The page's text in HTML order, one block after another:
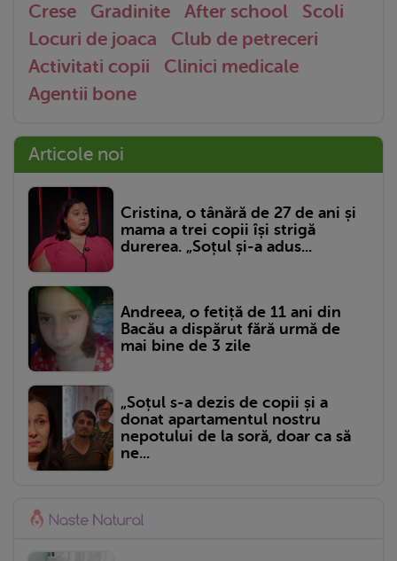
Crese Gradinite After school
Scoli
Locuri de joaca
Club de petreceri
Activitati copii
Clinici medicale
Agentii bone
Articole noi
Cristina, o tânără de 27 de ani și
mama a trei copii își strigă
durerea. „Soțul și-a adus...
Andreea, o fetiță de 11 ani din
Bacău a dispărut fără urmă de
mai bine de 3 zile
„Soțul s-a dezis de copii și a
donat apartamentul nostru
nepotului de la soră, doar ca să
ne...